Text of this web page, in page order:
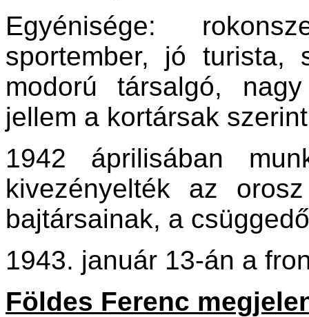
Egyénisége:
sportember, jó turista,
modorú társalgó,
jellem a kortársak
1942 áprilisában
kivezényelték az
bajtársainak, a
1943. január 13-án a
Földes Ferenc